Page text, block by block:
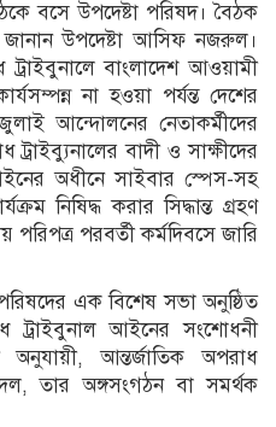
বসে উপদেষ্টা পরিষদ। বৈঠক
জানান উপদেষ্টা আসিফ নজরুল।
বাংলাদেশ আওয়ামী
না হওয়া পর্যন্ত দেশের
আন্দোলনের নেতাকর্মীদের
ট্রাইব্যুনালের বাদী ও সাক্ষীদের
অধীনে সাইবার স্পেস-সহ
নিষিদ্ধ করার সিদ্ধান্ত গ্রহণ
পরবর্তী কর্মদিবসে জারি
এক বিশেষ সভা অনুষ্ঠিত
ট্রাইবুনাল আইনের সংশোধনী
আন্তর্জাতিক অপরাধ
তার অঙ্গসংগঠন বা সমর্থক